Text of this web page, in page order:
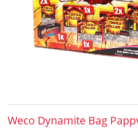
Weco Dynamite Bag